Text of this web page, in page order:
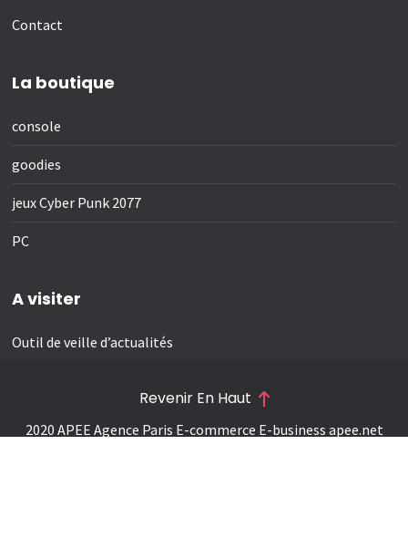
Contact
La boutique
console
goodies
jeux Cyber Punk 2077
PC
A visiter
Outil de veille d’actualités
2020 APEE Agence Paris E-commerce E-business apee.net
Revenir En Haut